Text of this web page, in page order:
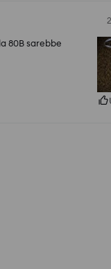
80B sarebbe